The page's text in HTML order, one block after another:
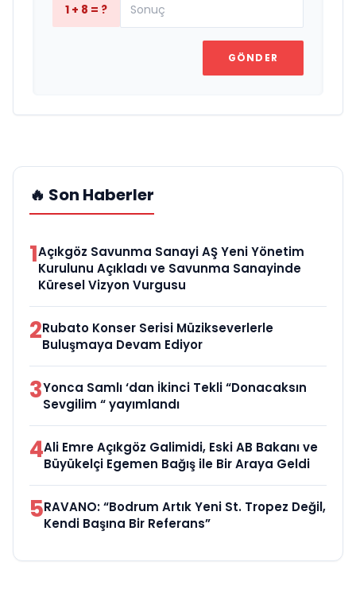
1 + 8 = ?
GÖNDER
🔥 Son Haberler
1Açıkgöz Savunma Sanayi AŞ Yeni Yönetim
Kurulunu Açıkladı ve Savunma Sanayinde
Küresel Vizyon Vurgusu
2Rubato Konser Serisi Müzikseverlerle
Buluşmaya Devam Ediyor
3Yonca Samlı ‘dan İkinci Tekli “Donacaksın
Sevgilim “ yayımlandı
4Ali Emre Açıkgöz Galimidi, Eski AB Bakanı ve
Büyükelçi Egemen Bağış ile Bir Araya Geldi
5RAVANO: “Bodrum Artık Yeni St. Tropez Değil,
Kendi Başına Bir Referans”